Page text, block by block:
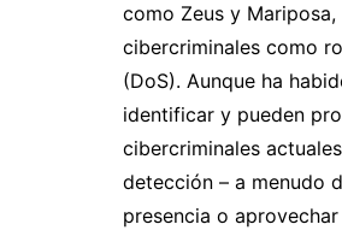
como Zeus y
cibercriminales como
(DoS). Aunque ha
identificar y pueden
cibercriminales
detección – a menudo
presencia o